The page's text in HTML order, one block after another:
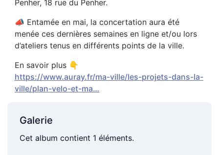
Penher, 18 rue du Penher.
📣 Entamée en mai, la concertation aura été
menée ces dernières semaines en ligne et/ou lors
d’ateliers tenus en différents points de la ville.
En savoir plus 👇
https://www.auray.fr/ma-ville/les-projets-dans-la-
ville/plan-velo-et-ma…
Galerie
Cet album contient 1 éléments.